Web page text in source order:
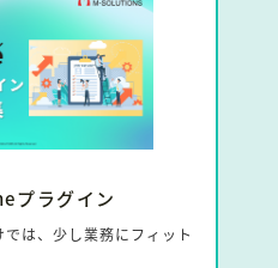
プラグイン
は、少し業務にフィット